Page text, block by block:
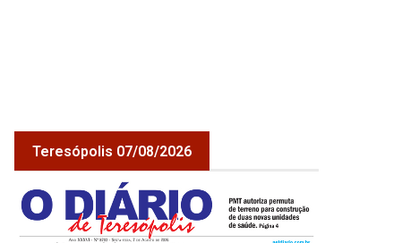
Teresópolis 07/08/2026